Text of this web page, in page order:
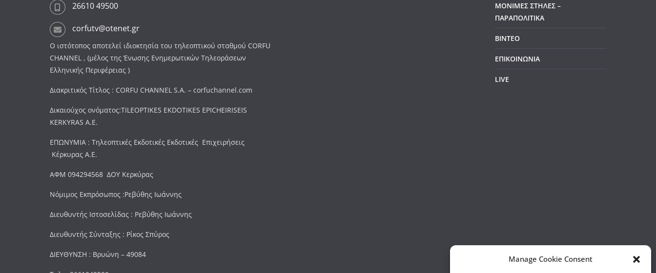
Manage Cookie Consent
26610 49500
corfutv@otenet.gr
Ο ιστότοπος αποτελεί ιδιοκτησία του τηλεοπτικού σταθμού CORFU
CHANNEL , (μέλος της Ένωσης Ενημερωτικών Τηλεοράσεων
Ελληνικής Περιφέρειας )
Διακριτικός Τίτλος : CORFU CHANNEL S.A. – corfuchannel.com
Δικαιούχος ονόματος:TILEOPTIKES EKDOTIKES EPICHEIRISEIS
KERKYRAS A.E.
ΕΠΩΝΥΜΙΑ : Τηλεοπτικές Εκδοτικές Εκδοτικές Επιχειρήσεις
Κέρκυρας Α.Ε.
ΑΦΜ 094294568 ΔΟΥ Κερκύρας
Νόμιμος Εκπρόσωπος :Ρεβύθης Ιωάννης
Διευθυντής Ιστοσελίδας : Ρεβύθης Ιωάννης
Διευθυντής Σύνταξης : Ρίκος Σπύρος
ΔΙΕΥΘΥΝΣΗ : Βρυώνη – 49084
ΜΟΝΙΜΕΣ ΣΤΗΛΕΣ –
ΠΑΡΑΠΟΛΙΤΙΚΑ
ΒΙΝΤΕΟ
ΕΠΙΚΟΙΝΩΝΙΑ
LIVE